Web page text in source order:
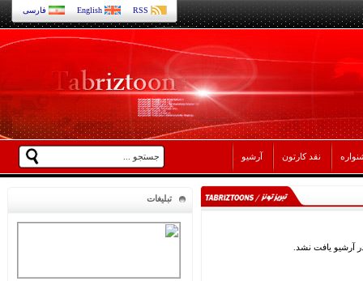
English RSS فارسی
نقد کارتون آرشیو
آرشیو یافت نشد.
تبلیغات